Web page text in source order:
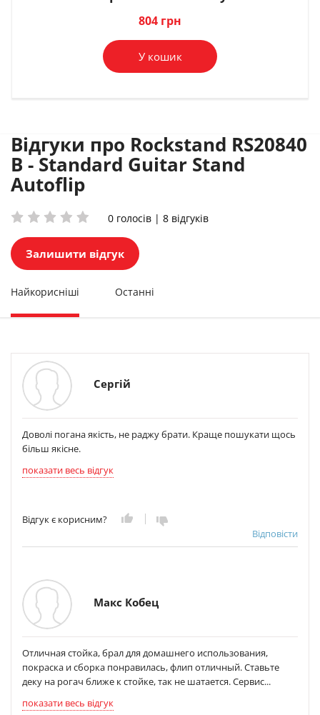
804 грн
У кошик
Відгуки про Rockstand RS20840
B - Standard Guitar Stand
Autoflip
0 голосів | 8 відгуків
Залишити відгук
Найкорисніші Останні
Сергій
Доволі погана якість, не раджу брати. Краще пошукати щось
більш якісне.
показати весь відгук
Відгук є корисним?
Відповісти
Макс Кобец
Отличная стойка, брал для домашнего использования,
покраска и сборка понравилась, флип отличный. Ставьте
деку на рогач ближе к стойке, так не шатается. Сервис...
показати весь відгук